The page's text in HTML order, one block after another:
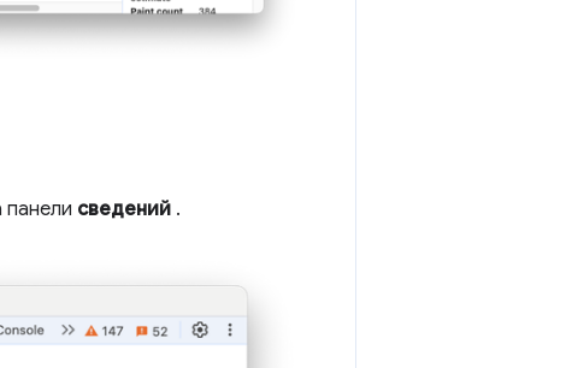
сведений .